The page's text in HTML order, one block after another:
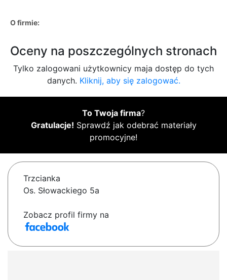
O firmie:
Oceny na poszczególnych stronach
Tylko zalogowani użytkownicy maja dostęp do tych
danych. Kliknij, aby się zalogować.
To Twoja firma?
Gratulacje! Sprawdź jak odebrać materiały
promocyjne!
Trzcianka
Os. Słowackiego 5a
Zobacz profil firmy na